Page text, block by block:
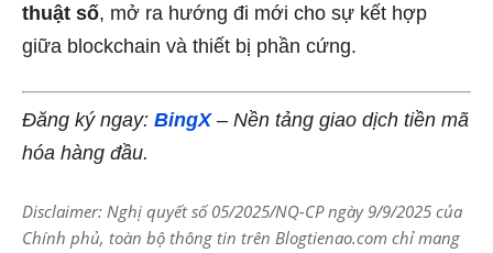
thuật số, mở ra hướng đi mới cho sự kết hợp
giữa blockchain và thiết bị phần cứng.
Đăng ký ngay: BingX– Nền tảng giao dịch tiền mã
hóa hàng đầu.
Disclaimer: Nghị quyết số 05/2025/NQ-CP ngày 9/9/2025 của
Chính phủ, toàn bộ thông tin trên Blogtienao.com chỉ mang